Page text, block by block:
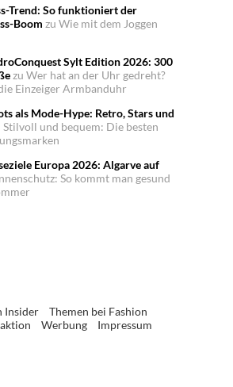
Trend: So funktioniert der
Boom zu Wie mit dem Joggen
Sylt Edition 2026: 300
zu Wer hat an der Uhr gedreht?
Einzeiger Armbanduhr
als Mode-Hype: Retro, Stars und
Stilvoll und bequem: Die besten
Europa 2026: Algarve auf
So kommt man gesund
Insider
Themen bei Fashion
Werbung
Impressum